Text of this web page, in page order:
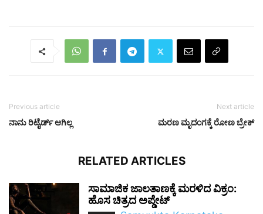
Previous article
ನಾನು ರಿಟೈರ್ಡ್‌ ಆಗಿಲ್ಲ
Next article
ಮರಣ ಮೃದಂಗಕ್ಕೆ ರೋಣ ಬ್ರೇಕ್‌
RELATED ARTICLES
ಸಾಮಾಜಿಕ ಜಾಲತಾಣಕ್ಕೆ ಮರಳಿದ ವಿಕ್ರಂ:
ಹೊಸ ಚಿತ್ರದ ಅಪ್ಡೇಟ್